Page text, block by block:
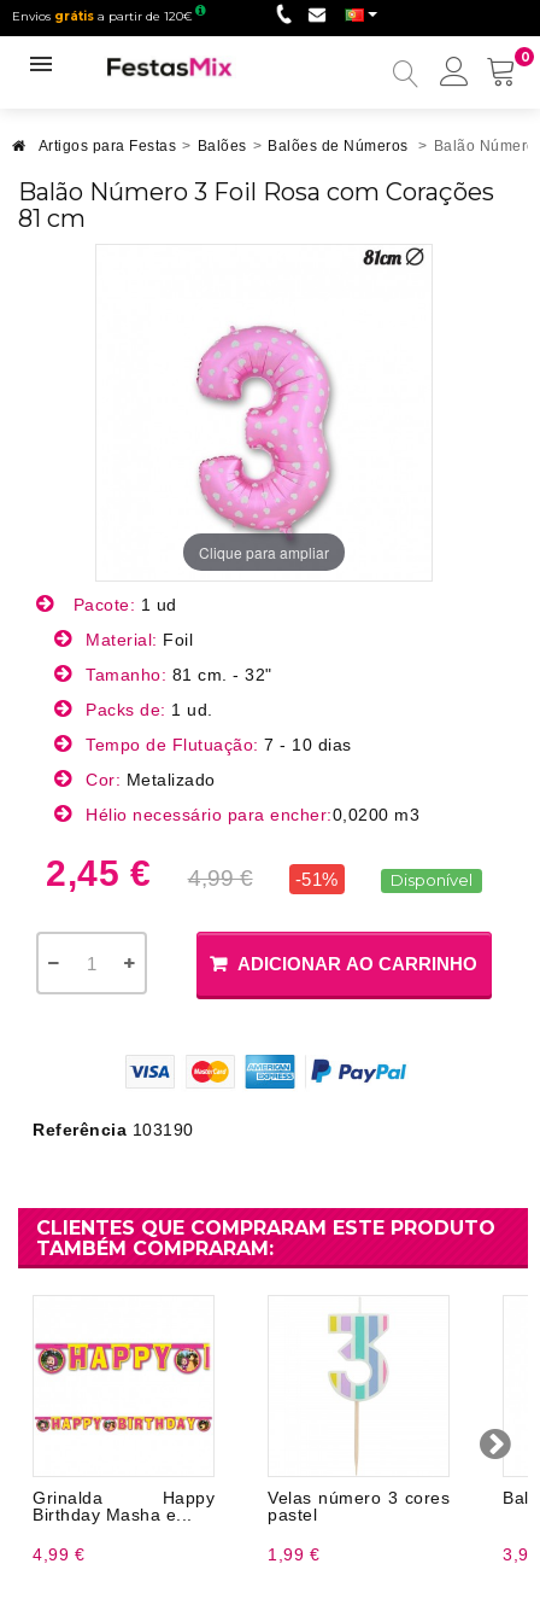
Envios grátis a partir de 120€
0
Minha
Artigos para Festas > Balões > Balões de Números > Balão
Balão Número 3 Foil Rosa com Corações
81 cm
Clique para ampliar
Pacote: 1 ud
Material: Foil
Tamanho: 81 cm. - 32"
Packs de: 1 ud.
Tempo de Flutuação: 7 - 10 dias
Cor: Metalizado
Hélio necessário para encher:0,0200 m3
2,45 € 4,99 € -51% Disponível
ADICIONAR AO CARRINHO
Referência 103190
CLIENTES QUE COMPRARAM ESTE PRODUTO
TAMBÉM COMPRARAM:
Grinalda Happy
Birthday Masha e...
4,99 €
Velas número 3 cores
pastel
1,99 €